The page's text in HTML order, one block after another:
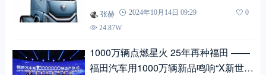
张赫 2024年10月14日 09:29
0
24.87W
1000万辆点燃星火 25年再种福田 ——
福田汽车用1000万辆新品鸣响“X新世